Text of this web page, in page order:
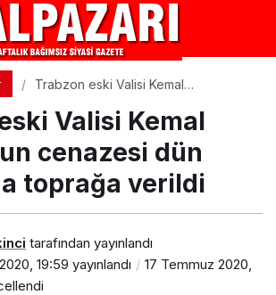
Trabzon eski Valisi Kemal
toprağa verildi
Valisi Kemal
cenazesi dün
toprağa verildi
tarafından yayınlandı
19:59 yayınlandı
17 Temmuz 2020,